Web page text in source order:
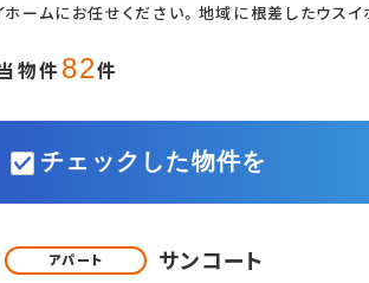
ホームにお任せください。地域に根差したウス
物件 82件
の追加・変更
バルコニー
都市ガス
チェックした物件を
アパート サンコート